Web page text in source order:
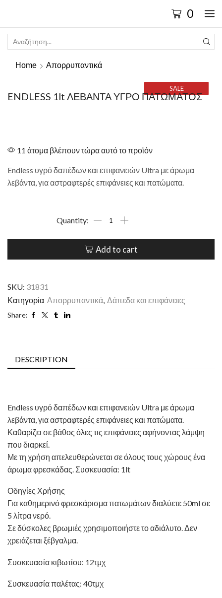
0
Home Απορρυπαντικά
SALE
ENDLESS 1lt ΛΕΒΑΝΤΑ ΥΓΡΟ ΠΑΤΩΜΑΤΟΣ
11 άτομα βλέπουν τώρα αυτό το προϊόν
Endless υγρό δαπέδων και επιφανειών Ultra με άρωμα
λεβάντα, για αστραφτερές επιφάνειες και πατώματα.
Add to cart
SKU: 31831
Κατηγορία Απορρυπαντικά, Δάπεδα και επιφάνειες
Share:
DESCRIPTION
Endless υγρό δαπέδων και επιφανειών Ultra με άρωμα
λεβάντα, για αστραφτερές επιφάνειες και πατώματα.
Καθαρίζει σε βάθος όλες τις επιφάνειες αφήνοντας λάμψη
που διαρκεί.
Με τη χρήση απελευθερώνεται σε όλους τους χώρους ένα
άρωμα φρεσκάδας. Συσκευασία: 1lt
Οδηγίες Χρήσης
Για καθημερινό φρεσκάρισμα πατωμάτων διαλύετε 50ml σε
5 λίτρα νερό.
Σε δύσκολες βρωμιές χρησιμοποιήστε το αδιάλυτο. Δεν
χρειάζεται ξέβγαλμα.
Συσκευασία κιβωτίου: 12τμχ
Συσκευασία παλέτας: 40τμχ